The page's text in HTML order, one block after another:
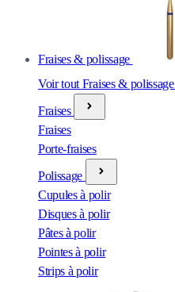
Fraises & polissage
Voir tout Fraises & polissage
Fraises
Fraises
Porte-fraises
Polissage
Cupules à polir
Disques à polir
Pâtes à polir
Pointes à polir
Strips à polir